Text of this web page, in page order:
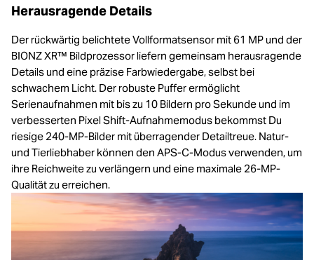
Herausragende Details
Der rückwärtig belichtete Vollformatsensor mit 61 MP und der
BIONZ XR™ Bildprozessor liefern gemeinsam herausragende
Details und eine präzise Farbwiedergabe, selbst bei
schwachem Licht. Der robuste Puffer ermöglicht
Serienaufnahmen mit bis zu 10 Bildern pro Sekunde und im
verbesserten Pixel Shift-Aufnahmemodus bekommst Du
riesige 240-MP-Bilder mit überragender Detailtreue. Natur-
und Tierliebhaber können den APS-C-Modus verwenden, um
ihre Reichweite zu verlängern und eine maximale 26-MP-
Qualität zu erreichen.